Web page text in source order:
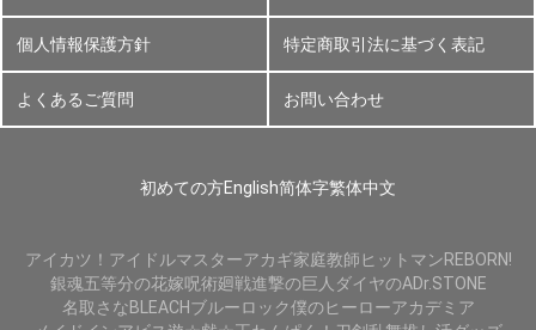
個人情報保護方針 特定商取引法に基づく表記
よくあるご質問 お問い合わせ
初めての方English简体字繁体中文
アイカツ！ アイドルマスターアカギ家庭教師ヒットマンREBORN!
銀魂五等分の花嫁呪術廻戦進撃の巨人 ダイヤのADr.STONE
名取さなBLEACHブルーロック僕のヒーローアカデミア